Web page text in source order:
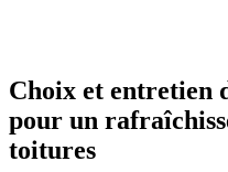
Choix et entretien
pour un
toitures